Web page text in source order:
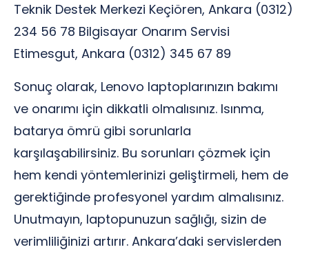
Teknik Destek Merkezi Keçiören, Ankara (0312)
234 56 78 Bilgisayar Onarım Servisi
Etimesgut, Ankara (0312) 345 67 89
Sonuç olarak, Lenovo laptoplarınızın bakımı
ve onarımı için dikkatli olmalısınız. Isınma,
batarya ömrü gibi sorunlarla
karşılaşabilirsiniz. Bu sorunları çözmek için
hem kendi yöntemlerinizi geliştirmeli, hem de
gerektiğinde profesyonel yardım almalısınız.
Unutmayın, laptopunuzun sağlığı, sizin de
verimliliğinizi artırır. Ankara’daki servislerden